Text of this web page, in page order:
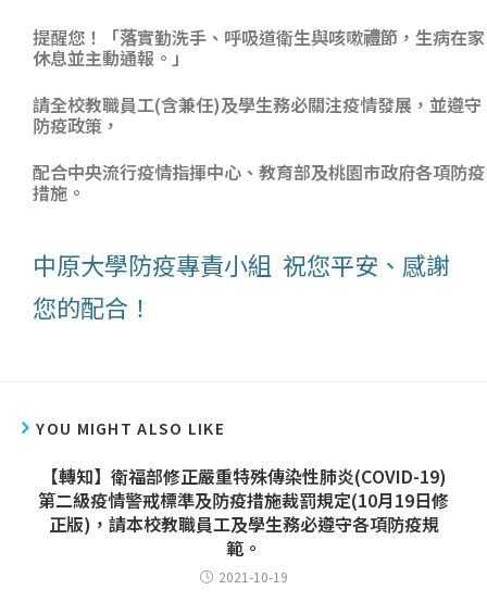
提醒您！「落實勤洗手、呼吸道衛生與咳嗽禮節，生病在家
休息並主動通報。」
請全校教職員工(含兼任)及學生務必關注疫情發展，並遵守
防疫政策，
配合中央流行疫情指揮中心、教育部及桃園市政府各項防疫
措施。
中原大學防疫專責小組 祝您平安、感謝
您的配合！
YOU MIGHT ALSO LIKE
【轉知】衛福部修正嚴重特殊傳染性肺炎(COVID-19)
第二級疫情警戒標準及防疫措施裁罰規定(10月19日修
正版)，請本校教職員工及學生務必遵守各項防疫規
範。
2021-10-19